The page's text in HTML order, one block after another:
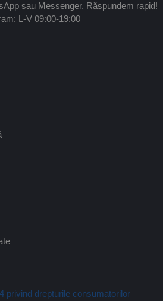
sau Messenger. Răspundem rapid!
L-V 09:00-19:00
privind drepturile consumatorilor